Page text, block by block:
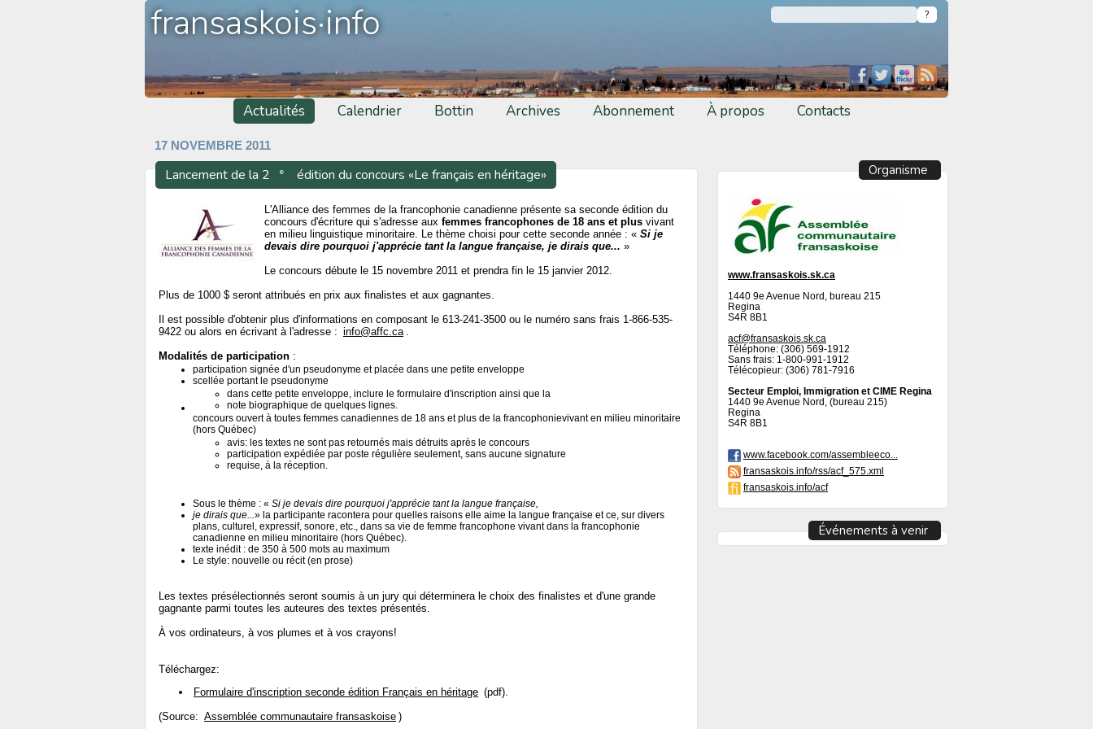
fransaskois·info
Actualités Calendrier Bottin Archives Abonnement À propos Contacts
17 NOVEMBRE 2011
Lancement de la 2 e édition du concours «Le français en héritage»
L'Alliance des femmes de la francophonie canadienne présente sa seconde édition du
concours d'écriture qui s'adresse aux femmes francophones de 18 ans et plus vivant
en milieu linguistique minoritaire. Le thème choisi pour cette seconde année : « Si je
devais dire pourquoi j'apprécie tant la langue française, je dirais que... »
Le concours débute le 15 novembre 2011 et prendra fin le 15 janvier 2012.
Plus de 1000 $ seront attribués en prix aux finalistes et aux gagnantes.
Il est possible d'obtenir plus d'informations en composant le 613-241-3500 ou le numéro sans frais 1-866-535-
9422 ou alors en écrivant à l'adresse : info@affc.ca .
Modalités de participation :
participation signée d'un pseudonyme et placée dans une petite enveloppe
scellée portant le pseudonyme
dans cette petite enveloppe, inclure le formulaire d'inscription ainsi que la
note biographique de quelques lignes.
concours ouvert à toutes femmes canadiennes de 18 ans et plus de la francophonievivant en milieu minoritaire
(hors Québec)
avis: les textes ne sont pas retournés mais détruits après le concours
participation expédiée par poste régulière seulement, sans aucune signature
requise, à la réception.
Sous le thème : « Si je devais dire pourquoi j'apprécie tant la langue française,
je dirais que...» la participante racontera pour quelles raisons elle aime la langue française et ce, sur divers
plans, culturel, expressif, sonore, etc., dans sa vie de femme francophone vivant dans la francophonie
canadienne en milieu minoritaire (hors Québec).
texte inédit : de 350 à 500 mots au maximum
Le style: nouvelle ou récit (en prose)
Les textes présélectionnés seront soumis à un jury qui déterminera le choix des finalistes et d'une grande
gagnante parmi toutes les auteures des textes présentés.
À vos ordinateurs, à vos plumes et à vos crayons!
Téléchargez:
Formulaire d'inscription seconde édition Français en héritage (pdf).
(Source: Assemblée communautaire fransaskoise )
Organisme
www.fransaskois.sk.ca
1440 9e Avenue Nord, bureau 215
Regina
S4R 8B1
acf@fransaskois.sk.ca
Téléphone: (306) 569-1912
Sans frais: 1-800-991-1912
Télécopieur: (306) 781-7916
Secteur Emploi, Immigration et CIME Regina
1440 9e Avenue Nord, (bureau 215)
Regina
S4R 8B1
www.facebook.com/assembleeco...
fransaskois.info/rss/acf_575.xml
fransaskois.info/acf
Événements à venir